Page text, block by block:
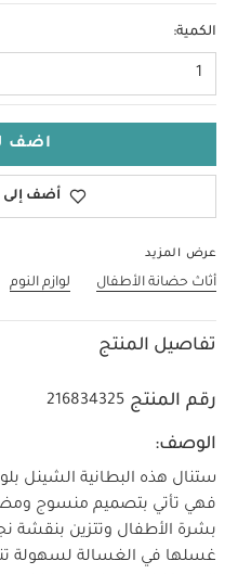
الكمية:
1
اضف
أضف إلى
عرض المزيد
أثاث حضانة الأطفال لوازم النوم
تفاصيل المنتج
رقم المنتج 216834325
الوصف:
ستنال هذه البطانية الشينل
فهي تأتي بتصميم منسوج
بشرة الأطفال وتتزين بنقشة
غسلها في الغسالة لسهولة